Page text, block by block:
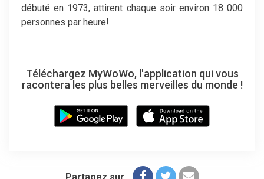
débuté en 1973, attirent chaque soir environ 18 000
personnes par heure!
Téléchargez MyWoWo, l'application qui vous
racontera les plus belles merveilles du monde !